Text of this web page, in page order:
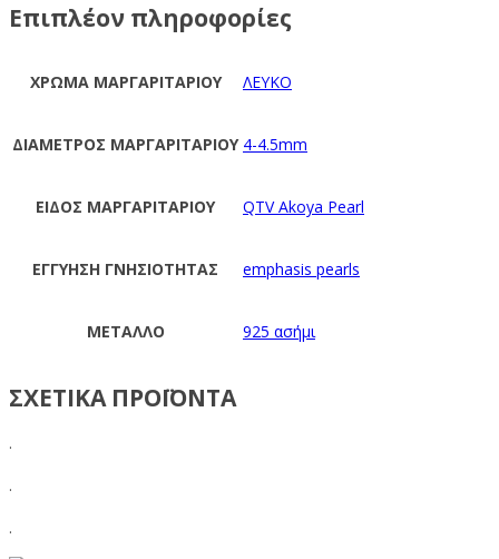
Επιπλέον πληροφορίες
ΧΡΩΜΑ ΜΑΡΓΑΡΙΤΑΡΙΟΥ ΛΕΥΚΟ
ΔΙΑΜΕΤΡΟΣ ΜΑΡΓΑΡΙΤΑΡΙΟΥ 4-4.5mm
ΕΙΔΟΣ ΜΑΡΓΑΡΙΤΑΡΙΟΥ QTV Akoya Pearl
ΕΓΓΥΗΣΗ ΓΝΗΣΙΟΤΗΤΑΣ emphasis pearls
ΜΕΤΑΛΛΟ 925 ασήμι
ΣΧΕΤΙΚΑ ΠΡΟΪΟΝΤΑ
.
.
.